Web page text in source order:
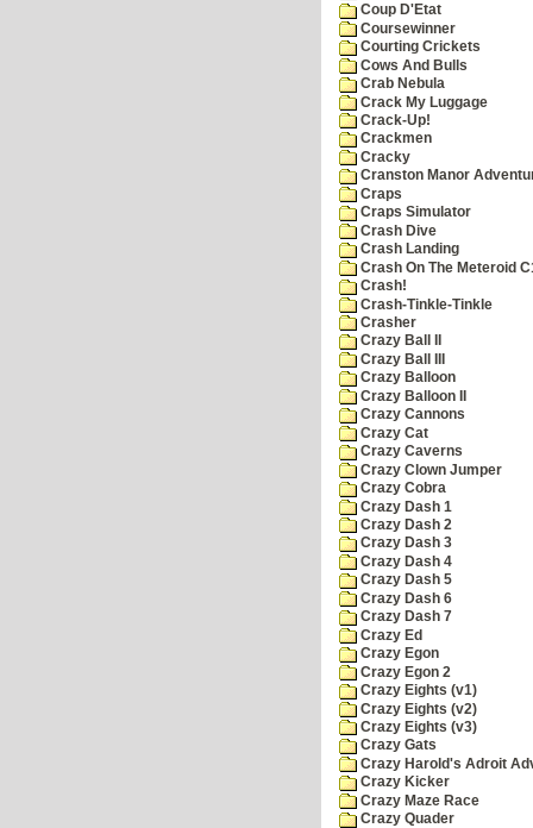
Coup D'Etat
Coursewinner
Courting Crickets
Cows And Bulls
Crab Nebula
Crack My Luggage
Crack-Up!
Crackmen
Cracky
Cranston Manor
Craps
Craps Simulator
Crash Dive
Crash Landing
Crash On The Meteroid
Crash!
Crash-Tinkle-Tinkle
Crasher
Crazy Ball II
Crazy Ball III
Crazy Balloon
Crazy Balloon II
Crazy Cannons
Crazy Cat
Crazy Caverns
Crazy Clown Jumper
Crazy Cobra
Crazy Dash 1
Crazy Dash 2
Crazy Dash 3
Crazy Dash 4
Crazy Dash 5
Crazy Dash 6
Crazy Dash 7
Crazy Ed
Crazy Egon
Crazy Egon 2
Crazy Eights (v1)
Crazy Eights (v2)
Crazy Eights (v3)
Crazy Gats
Crazy Harold's Adroit
Crazy Kicker
Crazy Maze Race
Crazy Quader